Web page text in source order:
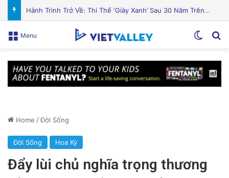
Cá hồi nướng gia vị Địa Trung Hải thơm ngon hấp dẫn
Menu
Home /Đời Sống
Đời Sống Hoa Kỳ
Đẩy lùi chủ nghĩa trọng thương